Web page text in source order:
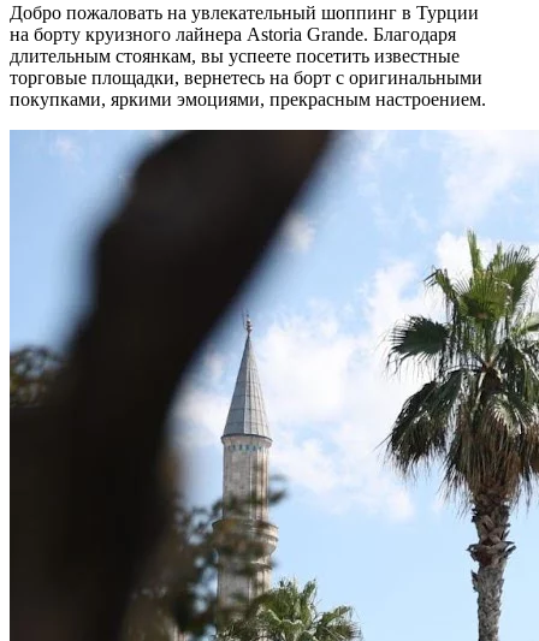
Добро пожаловать на увлекательный шоппинг в Турции
на борту круизного лайнера Astoria Grande. Благодаря
длительным стоянкам, вы успеете посетить известные
торговые площадки, вернетесь на борт с оригинальными
покупками, яркими эмоциями, прекрасным настроением.